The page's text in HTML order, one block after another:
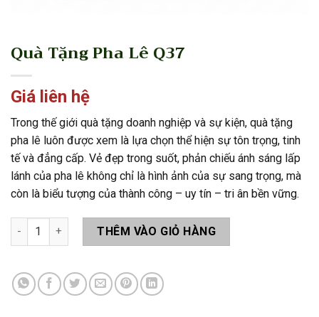
Quà Tặng Pha Lê Q37
Giá liên hệ
Trong thế giới quà tặng doanh nghiệp và sự kiện, quà tặng
pha lê luôn được xem là lựa chọn thể hiện sự tôn trọng, tinh
tế và đẳng cấp. Vẻ đẹp trong suốt, phản chiếu ánh sáng lấp
lánh của pha lê không chỉ là hình ảnh của sự sang trọng, mà
còn là biểu tượng của thành công – uy tín – tri ân bền vững.
Quà Tặng Pha Lê Q37 số lượng
THÊM VÀO GIỎ HÀNG